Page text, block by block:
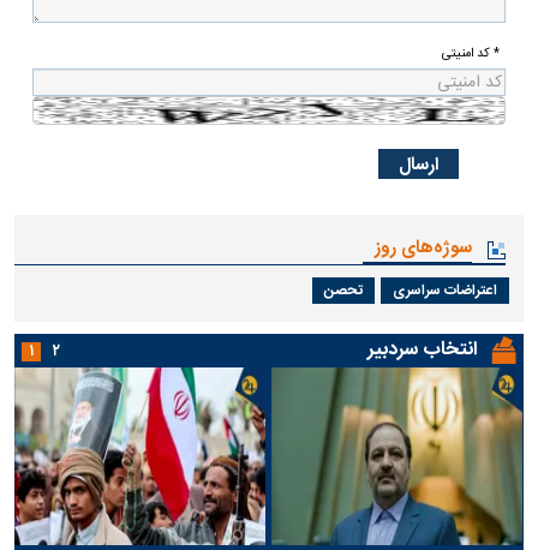
* کد امنیتی
سوژه‌های روز
اعتراضات سراسری تحصن
انتخاب سردبیر ۱ ۲